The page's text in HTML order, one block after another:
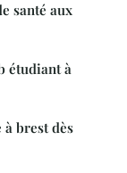
santé aux
étudiant à
à brest dès